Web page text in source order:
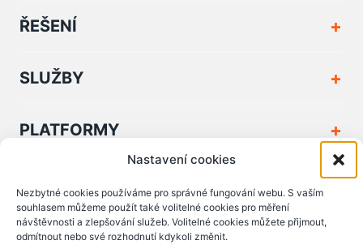
Nastavení cookies
Nezbytné cookies používáme pro správné fungování webu. S vaším
souhlasem můžeme použít také volitelné cookies pro měření
návštěvnosti a zlepšování služeb. Volitelné cookies můžete přijmout,
odmítnout nebo své rozhodnutí kdykoli změnit.
ŘEŠENÍ
SLUŽBY
PLATFORMY
PODPORA A DOKUMENTY